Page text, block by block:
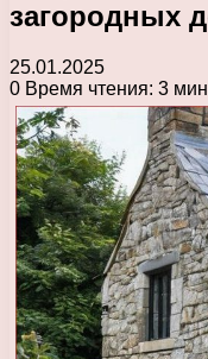
загородных
25.01.2025
0 Время чтения: 3